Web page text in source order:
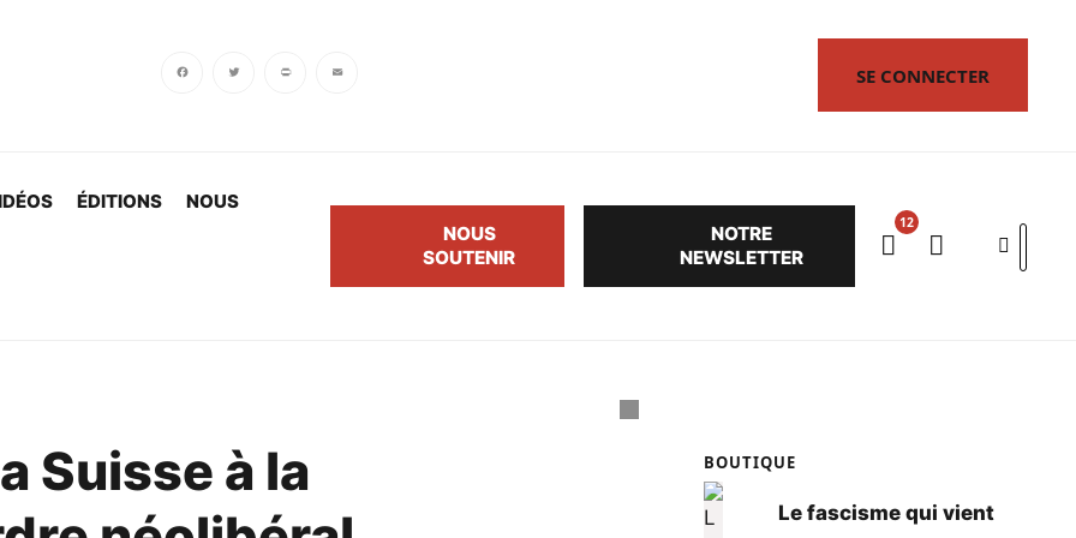
SE CONNECTER
ÉDITIONS NOUS
NOUS
SOUTENIR
NOTRE
NEWSLETTER
Suisse à la
BOUTIQUE
Le fascisme qui vient